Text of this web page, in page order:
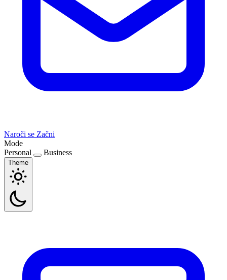
Naroči se Začni
Mode
Personal
Business
Theme